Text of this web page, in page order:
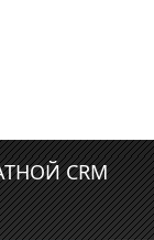
CRM